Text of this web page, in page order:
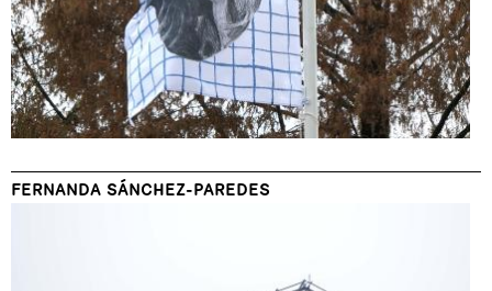
FERNANDA SÁNCHEZ-PAREDES